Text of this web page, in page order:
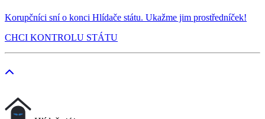
Korupčníci sní o konci Hlídače státu. Ukažme jim prostředníček!
CHCI KONTROLU STÁTU